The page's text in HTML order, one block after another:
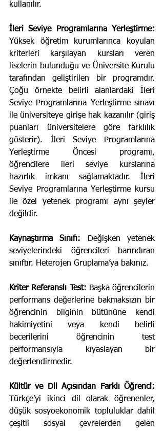
kullanılır.
İleri Seviye Programlarına Yerleştirme:
Yüksek öğretim kurumlarınca koyulan
kriterleri karşılayan kursları veren
liselerin bulunduğu ve Üniversite Kurulu
tarafından geliştirilen bir programdır.
Çoğu örnekte belirli alanlardaki İleri
Seviye Programlarına Yerleştirme sınavı
ile üniversiteye girişe hak kazanılır (giriş
puanları üniversitelere göre farklılık
gösterir). İleri Seviye Programlarına
Yerleştirme Öncesi programı,
öğrencilere ileri seviye kurslarına
hazırlık imkanı sağlamaktadır. İleri
Seviye Programlarına Yerleştirme kursu
ile özel yetenek programı aynı şeyler
değildir.
Kaynaştırma Sınıfı: Değişken yetenek
seviyelerindeki öğrencileri barındıran
sınıftır. Heterojen Gruplama’ya bakınız.
Kriter Referanslı Test: Başka öğrencilerin
performans değerlerine bakmaksızın bir
öğrencinin bilginin bütününe kendi
hakimiyetini veya kendi belirli
becerilerini öğrencinin test
performansıyla kıyaslayan bir
değerlendirmedir.
Kültür ve Dil Açısından Farklı Öğrenci:
Türkçe’yi ikinci dil olarak öğrenenler,
düşük sosyoekonomik topluluklar dahil
çeşitli sosyal çevrelerden gelen